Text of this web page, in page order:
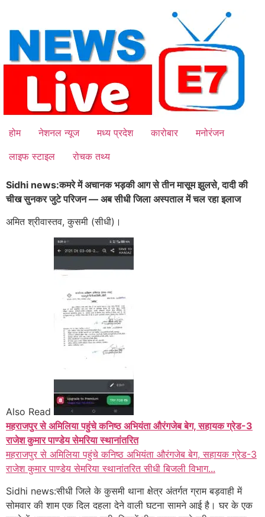
content
होम नेशनल न्यूज मध्य प्रदेश कारोबार
मनोरंजन
लाइफ स्टाइल
रोचक तथ्य
Sidhi news:कमरे में अचानक भड़की आग से तीन मासूम झुलसे, दादी की
चीख सुनकर जुटे परिजन — अब सीधी जिला अस्पताल में चल रहा इलाज
अमित श्रीवास्तव, कुसमी (सीधी)।
Also Read
महराजपुर से अमिलिया पहुंचे कनिष्ठ अभियंता औरंगजेब बेग, सहायक ग्रेड-3
राजेश कुमार पाण्डेय सेमरिया स्थानांतरित
महराजपुर से अमिलिया पहुंचे कनिष्ठ अभियंता औरंगजेब बेग, सहायक ग्रेड-3
राजेश कुमार पाण्डेय सेमरिया स्थानांतरित सीधी बिजली विभाग...
Sidhi news:सीधी जिले के कुसमी थाना क्षेत्र अंतर्गत ग्राम बड़वाही में
सोमवार की शाम एक दिल दहला देने वाली घटना सामने आई है। घर के एक